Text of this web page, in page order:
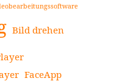
Bild drehen
FaceApp